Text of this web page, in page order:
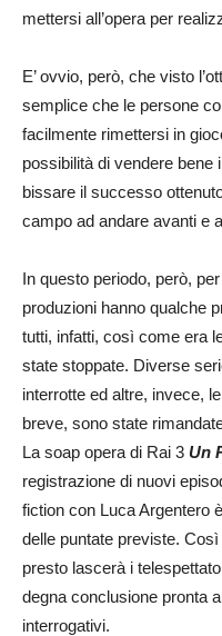
mettersi all’opera per
E’ ovvio, però, che visto
semplice che le persone
facilmente rimettersi in
possibilità di vendere bene
bissare il successo
campo ad andare avanti e
In questo periodo, però, per
produzioni hanno qualche
tutti, infatti, così come era
state stoppate. Diverse
interrotte ed altre, invece,
breve, sono state
La soap opera di Rai 3 Un
registrazione di nuovi
fiction con Luca Argentero
delle puntate previste.
presto lascerà i
degna conclusione pronta
interrogativi.